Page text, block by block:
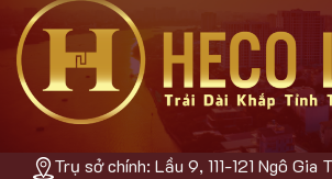
Trụ sở chính: Lầu 9, 111-121 Ngô Gia